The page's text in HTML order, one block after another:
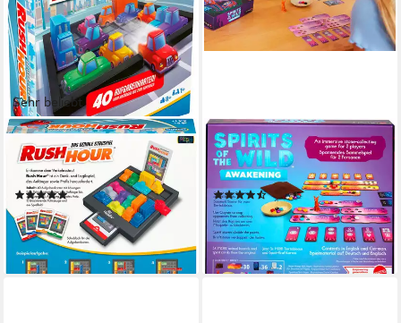
Sehr beliebt
THINKFUN®
Spiel Rush Hour®, Made in
Europe
(23)
ab 14,79 € UVP22,99 €
-36%
lieferbar - in 1-2 Werktagen bei dir
MATTEL GAMES
Spiel Spirits of the Wild - The
Awakening (D), Sammelspiel
(2)
ab 21,68 € UVP24,99 €
-13%
lieferbar - in 1-2 Werktagen bei dir